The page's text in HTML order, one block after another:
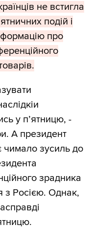
не встигла
подій і
про
у п’ятницю, -
А президент
чимало зусиль до
зрадника
з Росією. Однак,